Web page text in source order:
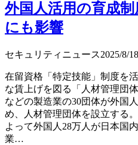
外国人活用の育成
にも影響
セキュリティニュース2025/8/18
在留資格「特定技能」制度を
な賃上げを図る「人材管理団
などの製造業の30団体が外国
め、人材管理団体を設立する
よって外国人28万人が日本国
業…